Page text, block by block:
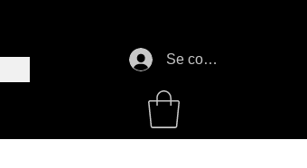
Se connecter